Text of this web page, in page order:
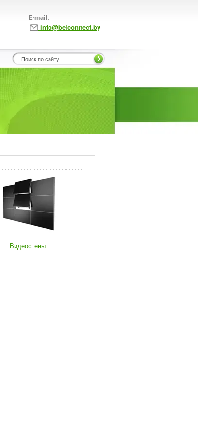
E-mail:
info@belconnect.by
Видеостены